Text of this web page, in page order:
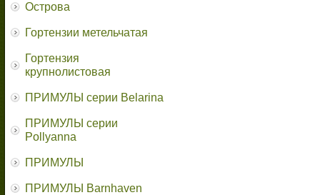
Острова
Гортензии метельчатая
Гортензия
крупнолистовая
ПРИМУЛЫ серии Belarina
ПРИМУЛЫ серии
Pollyanna
ПРИМУЛЫ
ПРИМУЛЫ Barnhaven